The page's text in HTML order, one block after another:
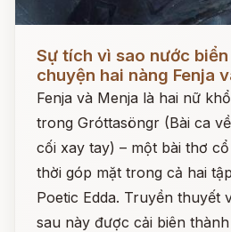
Sự tích vì sao nước
chuyện hai nàng Fenja
Fenja và Menja là hai nữ
trong Gróttasöngr (Bài ca
cối xay tay) – một bài thơ
thời góp mặt trong cả hai
Poetic Edda. Truyền thuyết
sau này được cải biên